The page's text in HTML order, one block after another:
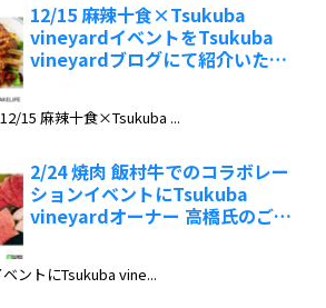
12/15 麻辣十食×Tsukuba
vineyardイベントをTsukuba
vineyardブログにて紹介いただ
15 麻辣十食×Tsukuba ...
2/24 焼肉 飯村牛でのコラボレー
ションイベントにTsukuba
vineyardオーナー 高橋氏のご来
ントにTsukuba vine...